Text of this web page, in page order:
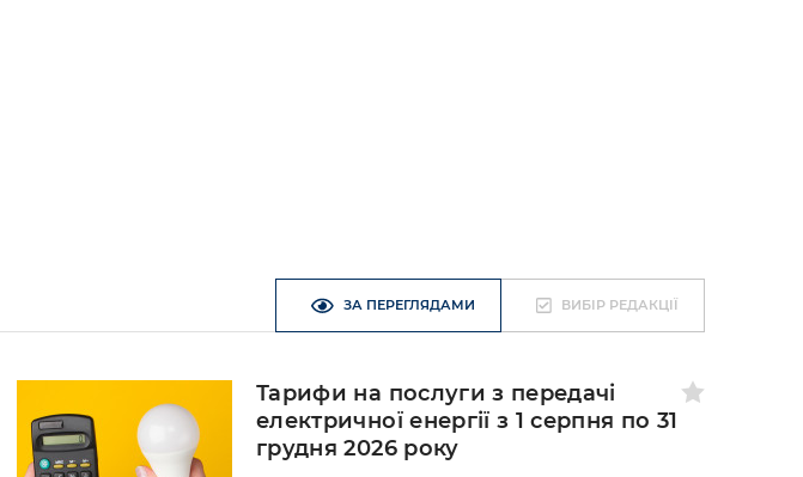
ЗА ПЕРЕГЛЯДАМИ ВИБІР РЕДАКЦІЇ
Тарифи на послуги з передачі
електричної енергії з 1 серпня по 31
грудня 2026 року